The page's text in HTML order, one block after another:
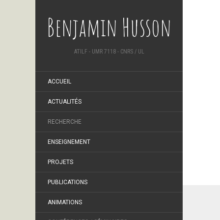
Benjamin Husson
ATILF - UMR 7118 - CNRS / UL
ACCUEIL
ACTUALITÉS
RECHERCHE
ENSEIGNEMENT
PROJETS
PUBLICATIONS
ANIMATIONS